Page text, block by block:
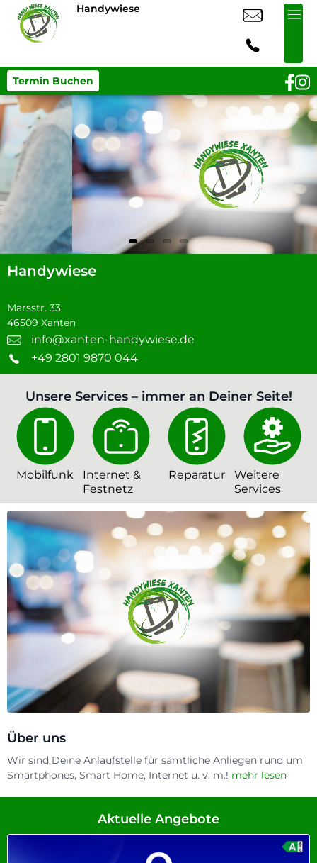
Handywiese
Termin Buchen
Handywiese
Marsstr. 33
46509 Xanten
info@xanten-handywiese.de
+49 2801 9870 044
Unsere Services – immer an Deiner Seite!
Mobilfunk
Internet &
Festnetz
Reparatur
Weitere
Services
Über uns
Wir sind Deine Anlaufstelle für sämtliche Anliegen rund um
Smartphones, Smart Home, Internet u. v. m.! mehr lesen
Aktuelle Angebote